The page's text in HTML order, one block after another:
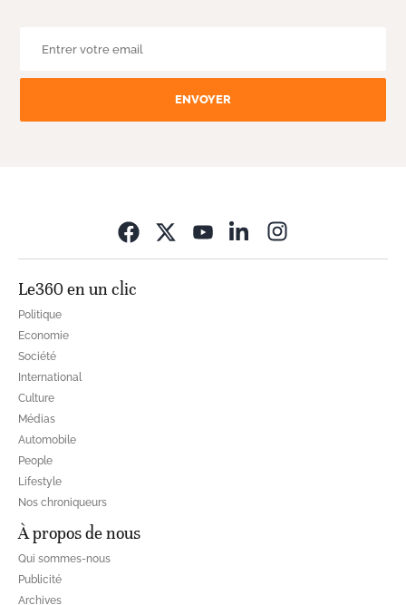
ENVOYER
Le360 en un clic
Politique
Economie
Société
International
Culture
Médias
Automobile
People
Lifestyle
Nos chroniqueurs
À propos de nous
Qui sommes-nous
Publicité
Archives